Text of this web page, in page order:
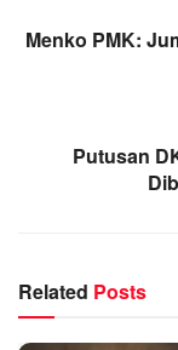
Menko PMK:
Putusan
Related Posts